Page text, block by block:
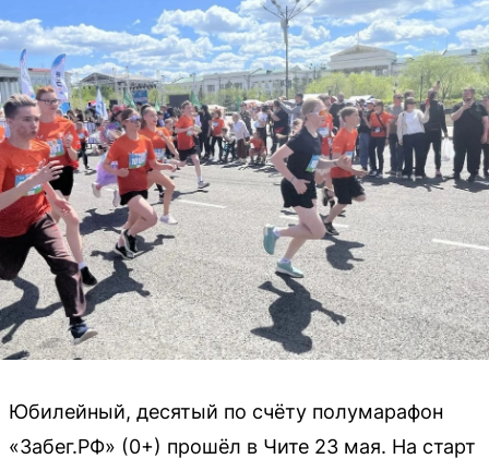
Юбилейный, десятый по счёту полумарафон
«Забег.РФ» (0+) прошёл в Чите 23 мая. На старт